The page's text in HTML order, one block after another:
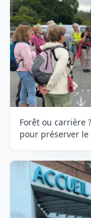
Forêt ou carrière
pour préserver